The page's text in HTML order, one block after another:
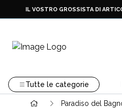
IL VOSTRO GROSSISTA DI
Tutte le categorie
Paradiso del